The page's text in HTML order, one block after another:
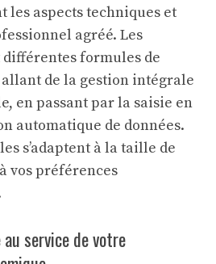
les aspects techniques et
agréé. Les
formules de
de la gestion intégrale
en passant par la saisie en
automatique de données.
s’adaptent à la taille de
vos préférences
service de votre